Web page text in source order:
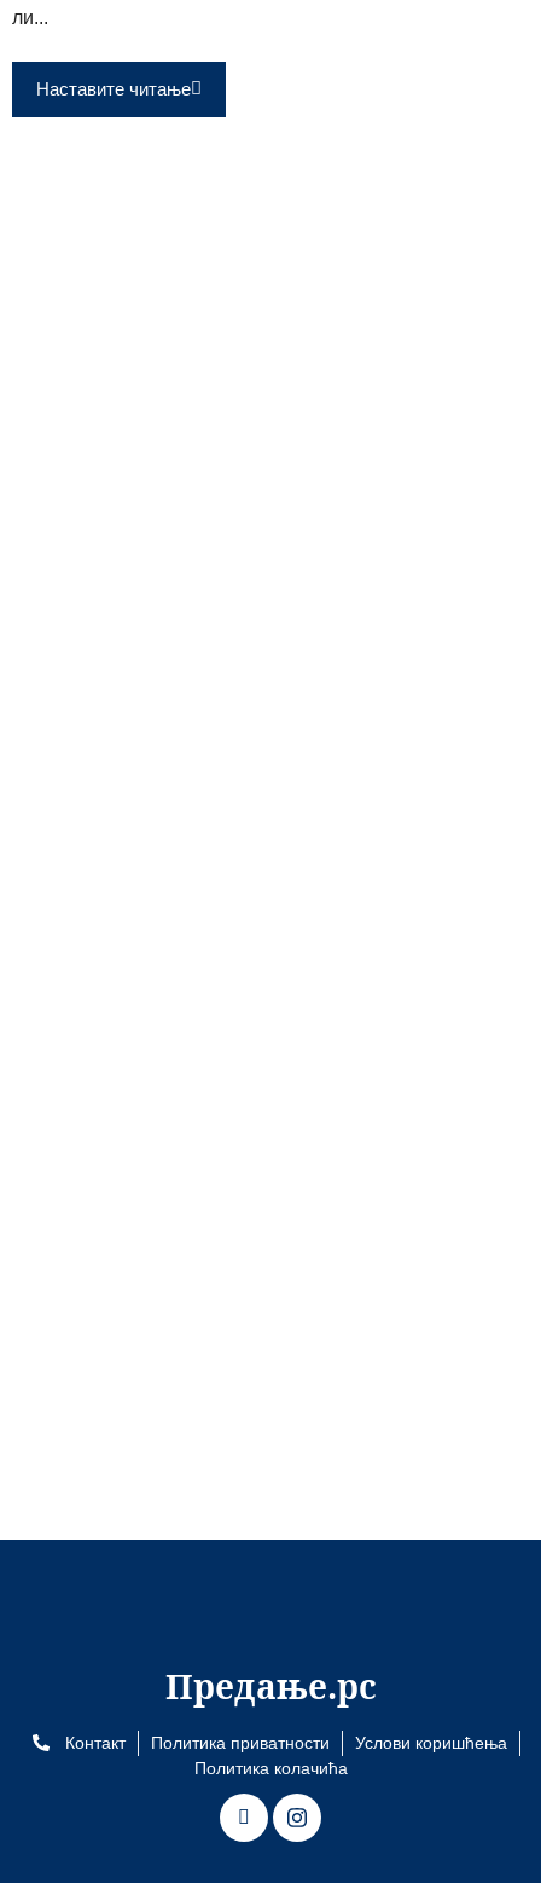
ли...
Наставите читање
Предање.рс
Контакт Политика приватности
Услови коришћења
Политика колачића